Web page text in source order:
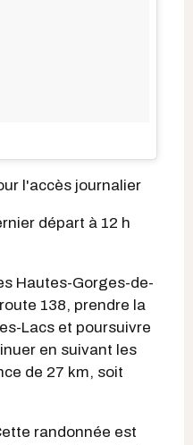
l'accès journalier
départ à 12 h
Hautes-Gorges-de-
138, prendre la
Lacs et poursuivre
en suivant les
de 27 km, soit
randonnée est